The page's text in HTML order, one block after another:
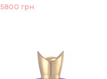
5800 грн